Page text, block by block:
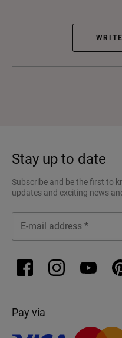
Stay up to date
Subscribe and be the first to
updates and exciting news
Pay via